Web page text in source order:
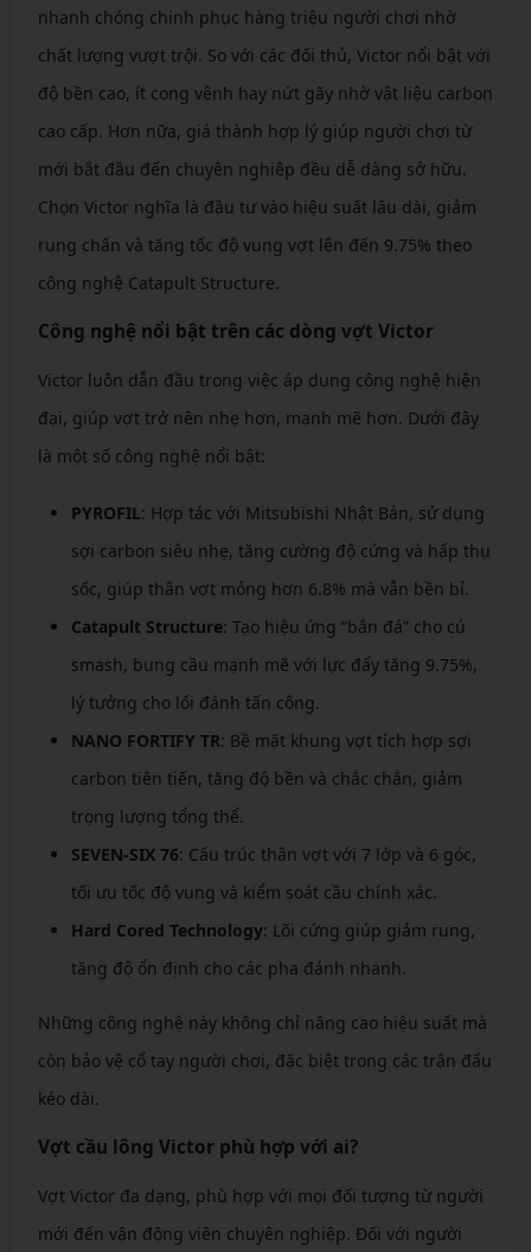
nhanh chóng chinh phục hàng triệu người chơi nhờ
chất lượng vượt trội. So với các đối thủ, Victor nổi bật với
độ bền cao, ít cong vênh hay nứt gãy nhờ vật liệu carbon
cao cấp. Hơn nữa, giá thành hợp lý giúp người chơi từ
mới bắt đầu đến chuyên nghiệp đều dễ dàng sở hữu.
Chọn Victor nghĩa là đầu tư vào hiệu suất lâu dài, giảm
rung chấn và tăng tốc độ vung vợt lên đến 9.75% theo
công nghệ Catapult Structure.
Công nghệ nổi bật trên các dòng vợt Victor
Victor luôn dẫn đầu trong việc áp dụng công nghệ hiện
đại, giúp vợt trở nên nhẹ hơn, mạnh mẽ hơn. Dưới đây
là một số công nghệ nổi bật:
PYROFIL: Hợp tác với Mitsubishi Nhật Bản, sử dụng
sợi carbon siêu nhẹ, tăng cường độ cứng và hấp thụ
sốc, giúp thân vợt mỏng hơn 6.8% mà vẫn bền bỉ.
Catapult Structure: Tạo hiệu ứng “bắn đá” cho cú
smash, bung cầu mạnh mẽ với lực đẩy tăng 9.75%,
lý tưởng cho lối đánh tấn công.
NANO FORTIFY TR: Bề mặt khung vợt tích hợp sợi
carbon tiên tiến, tăng độ bền và chắc chắn, giảm
trọng lượng tổng thể.
SEVEN-SIX 76: Cấu trúc thân vợt với 7 lớp và 6 góc,
tối ưu tốc độ vung và kiểm soát cầu chính xác.
Hard Cored Technology: Lõi cứng giúp giảm rung,
tăng độ ổn định cho các pha đánh nhanh.
Những công nghệ này không chỉ nâng cao hiệu suất mà
còn bảo vệ cổ tay người chơi, đặc biệt trong các trận đấu
kéo dài.
Vợt cầu lông Victor phù hợp với ai?
Vợt Victor đa dạng, phù hợp với mọi đối tượng từ người
mới đến vận động viên chuyên nghiệp. Đối với người